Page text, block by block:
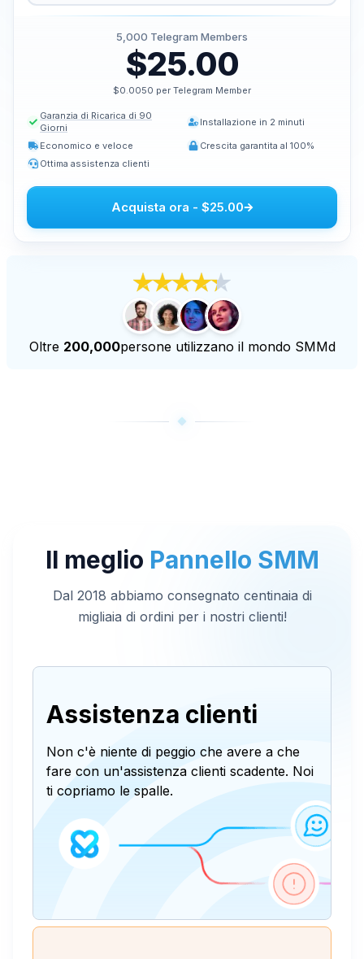
Youtube Servizi
Comprare commenti su Youtube
Comprare i Mi Piace di Youtube
Comprare visualizzazioni su Youtube
Acquistare visualizzazioni in diretta su Youtube
Altri servizi
Acquista i brani di Audiomack
Acquista le visualizzazioni dal vivo di Tiktok
Comprare seguaci Twitch
Acquista le visualizzazioni di Twitch Livestream
5,000 Telegram Members
$25.00
$0.0050 per Telegram Member
Garanzia di Ricarica di 90
Giorni
Installazione in 2 minuti
Economico e veloce
Crescita garantita al 100%
Ottima assistenza clienti
Acquista ora - $25.00
Oltre 200,000persone utilizzano il mondo SMMd
Il meglio Pannello SMM
Dal 2018 abbiamo consegnato centinaia di
migliaia di ordini per i nostri clienti!
Assistenza clienti
Non c'è niente di peggio che avere a che
fare con un'assistenza clienti scadente. Noi
ti copriamo le spalle.